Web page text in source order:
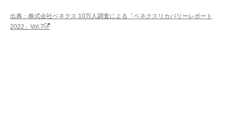
出典：株式会社ベネクス 10万人調査による「ベネクスリカバリーレポート
2022」Vol.7